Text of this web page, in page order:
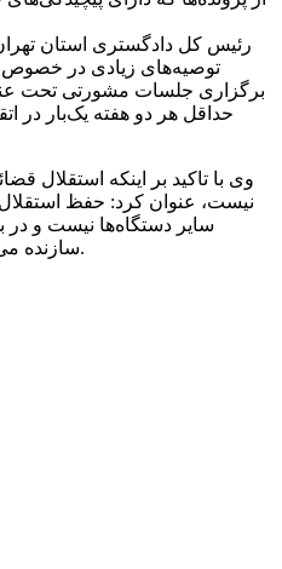
رئیس کل دادگستری استان تهران
توصیه‌های زیادی در
برگزاری جلسات مشورتی تحت
حداقل هر دو هفته یک‌بار در
وی با تاکید بر اینکه استقلال
نیست، عنوان کرد: حفظ
سایر دستگاه‌ها نیست و در
سازنده می‌تواند مفید و مثمر ثمر واقع شود.